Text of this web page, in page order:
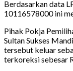
Berdasarkan data
10116578000 ini
Pihak Pokja
Sultan Sukses
tersebut keluar
terkoreksi sebesar